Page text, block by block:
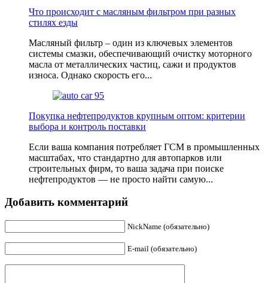
Что происходит с масляным фильтром при разных
стилях езды
Масляный фильтр – один из ключевых элементов
системы смазки, обеспечивающий очистку моторного
масла от металличеcких частиц, сажи и продуктов
износа. Однако скорость его...
Покупка нефтепродуктов крупным оптом: критерии
выбора и контроль поставки
Если ваша компания потребляет ГСМ в промышленных
масштабах, что стандартно для автопарков или
строительных фирм, то ваша задача при поиске
нефтепродуктов — не просто найти самую...
Добавить комментарий
NickName (обязательно)
E-mail (обязательно)